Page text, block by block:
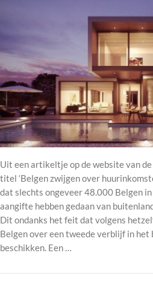
Uit een artikeltje op de website van
titel ‘Belgen zwijgen over
dat slechts ongeveer 48.000 Belgen
aangifte hebben gedaan van
Dit ondanks het feit dat volgens
Belgen over een tweede verblijf in het
beschikken. Een …